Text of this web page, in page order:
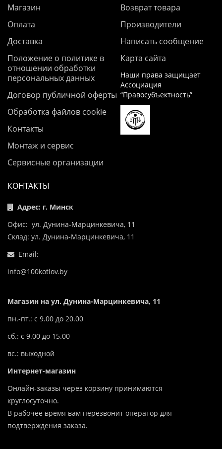
Магазин
Оплата
Доставка
Положение о политике в
отношении обработки
персональных данных
Договор публичной оферты
Обработка файлов cookie
Контакты
Монтаж и сервис
Сервисные организации
Возврат товара
Производители
Написать сообщение
Карта сайта
Наши права защищает
Ассоциация
“Правосубъектность”
КОНТАКТЫ
Адрес: г. Минск
Офис: ул. Дунина-Марцинкевича, 11
Склад: ул. Дунина-Марцинкевича, 11
Email:
info@100kotlov.by
Магазин на ул. Дунина-Марцинкевича, 11
пн.-пт.: с 9.00 до 20.00
сб.: с 9.00 до 15.00
вс.: выходной
Интернет-магазин
Онлайн-заказы через корзину принимаются
круглосуточно.
В рабочее время вам перезвонит оператор для
подтверждения заказа.